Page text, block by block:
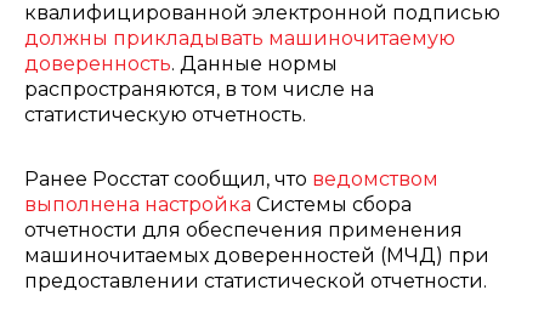
квалифицированной электронной подписью
должны прикладывать машиночитаемую
доверенность. Данные нормы
распространяются, в том числе на
статистическую отчетность.
Ранее Росстат сообщил, что ведомством
выполнена настройка Системы сбора
отчетности для обеспечения применения
машиночитаемых доверенностей (МЧД) при
предоставлении статистической отчетности.